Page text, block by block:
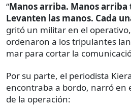
“Manos arriba. Manos
Levanten las manos. Cada
gritó un militar en el
ordenaron a los tripulantes
mar para cortar la
Por su parte, el periodista
encontraba a bordo, narró en
de la operación: